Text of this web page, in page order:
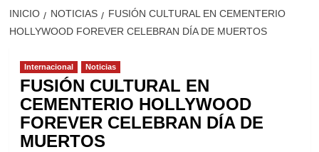
INICIO NOTICIAS
FUSIÓN CULTURAL EN CEMENTERIO
HOLLYWOOD FOREVER CELEBRAN DÍA DE MUERTOS
Internacional Noticias
FUSIÓN CULTURAL EN
CEMENTERIO HOLLYWOOD
FOREVER CELEBRAN DÍA DE
MUERTOS